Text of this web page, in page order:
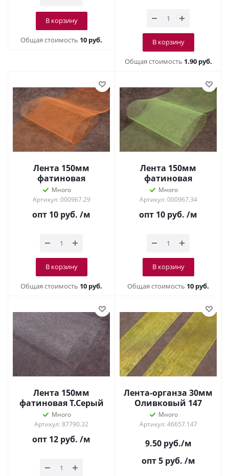
В корзину
Общая стоимость 10 руб. В корзину
Общая стоимость 1.90 руб.
Лента 150мм
фатиновая
Оранжевый неон
Много
Артикул: 000967.29
опт 10 руб. /м
В корзину
Общая стоимость 10 руб.
Лента 150мм
фатиновая
Салатовый
Много
Артикул: 000967.34
опт 10 руб. /м
В корзину
Общая стоимость 10 руб.
Лента 150мм
фатиновая Т.Серый
Много
Артикул: 87790.32
опт 12 руб. /м
Лента-органза 30мм
Оливковый 147
Много
Артикул: 46657.147
9.50руб./м
опт 5 руб. /м